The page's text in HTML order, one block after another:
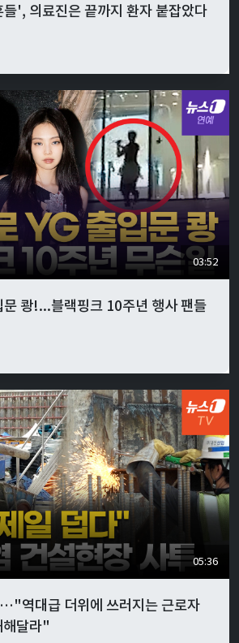
', 의료진은 끝까지 환자 붙잡았다
03:52
문 쾅!...블랙핑크 10주년 행사 팬들
05:36
역대급 더위에 쓰러지는 근로자
해달라"